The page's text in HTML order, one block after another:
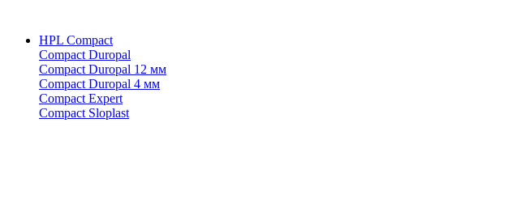
HPL Compact
Compact Duropal
Compact Duropal 12 мм
Compact Duropal 4 мм
Compact Expert
Compact Sloplast